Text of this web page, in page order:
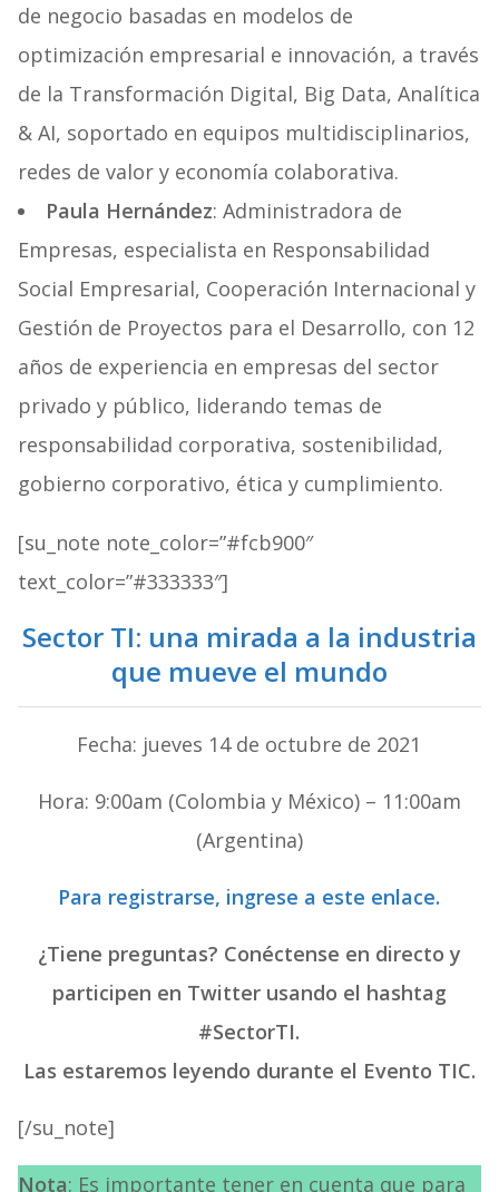
de negocio basadas en modelos de
optimización empresarial e innovación, a través
de la Transformación Digital, Big Data, Analítica
& AI, soportado en equipos multidisciplinarios,
redes de valor y economía colaborativa.
Paula Hernández: Administradora de
Empresas, especialista en Responsabilidad
Social Empresarial, Cooperación Internacional y
Gestión de Proyectos para el Desarrollo, con 12
años de experiencia en empresas del sector
privado y público, liderando temas de
responsabilidad corporativa, sostenibilidad,
gobierno corporativo, ética y cumplimiento.
[su_note note_color=”#fcb900″
text_color=”#333333″]
Sector TI: una mirada a la industria
que mueve el mundo
Fecha: jueves 14 de octubre de 2021
Hora: 9:00am (Colombia y México) – 11:00am
(Argentina)
Para registrarse, ingrese a este enlace.
¿Tiene preguntas? Conéctense en directo y
participen en Twitter usando el hashtag
#SectorTI.
Las estaremos leyendo durante el Evento TIC.
[/su_note]
Nota: Es importante tener en cuenta que para